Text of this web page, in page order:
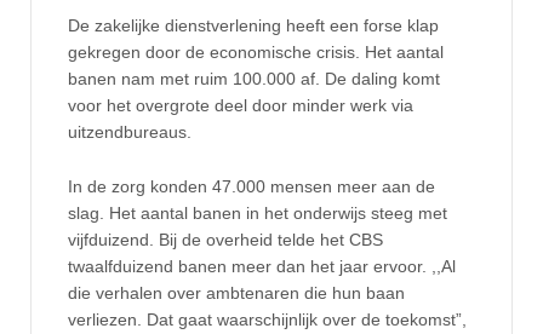
De zakelijke dienstverlening heeft een forse klap
gekregen door de economische crisis. Het aantal
banen nam met ruim 100.000 af. De daling komt
voor het overgrote deel door minder werk via
uitzendbureaus.
In de zorg konden 47.000 mensen meer aan de
slag. Het aantal banen in het onderwijs steeg met
vijfduizend. Bij de overheid telde het CBS
twaalfduizend banen meer dan het jaar ervoor. ,,Al
die verhalen over ambtenaren die hun baan
verliezen. Dat gaat waarschijnlijk over de toekomst”,